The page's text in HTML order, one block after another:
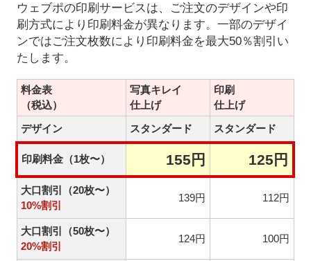
ウェブポの印刷サービスは、ご注文のデザインや印
刷方式により印刷料金が異なります。一部のデザイ
ンではご注文枚数により印刷料金を最大50％割引い
たします。
料金表
（税込）
写真キレイ
仕上げ
印刷
仕上げ
デザイン
スタンダード スタンダード
印刷料金（1枚〜） 155円 125円
大口割引（20枚〜）
10%割引
139円 112円
大口割引（50枚〜）
20%割引
124円 100円